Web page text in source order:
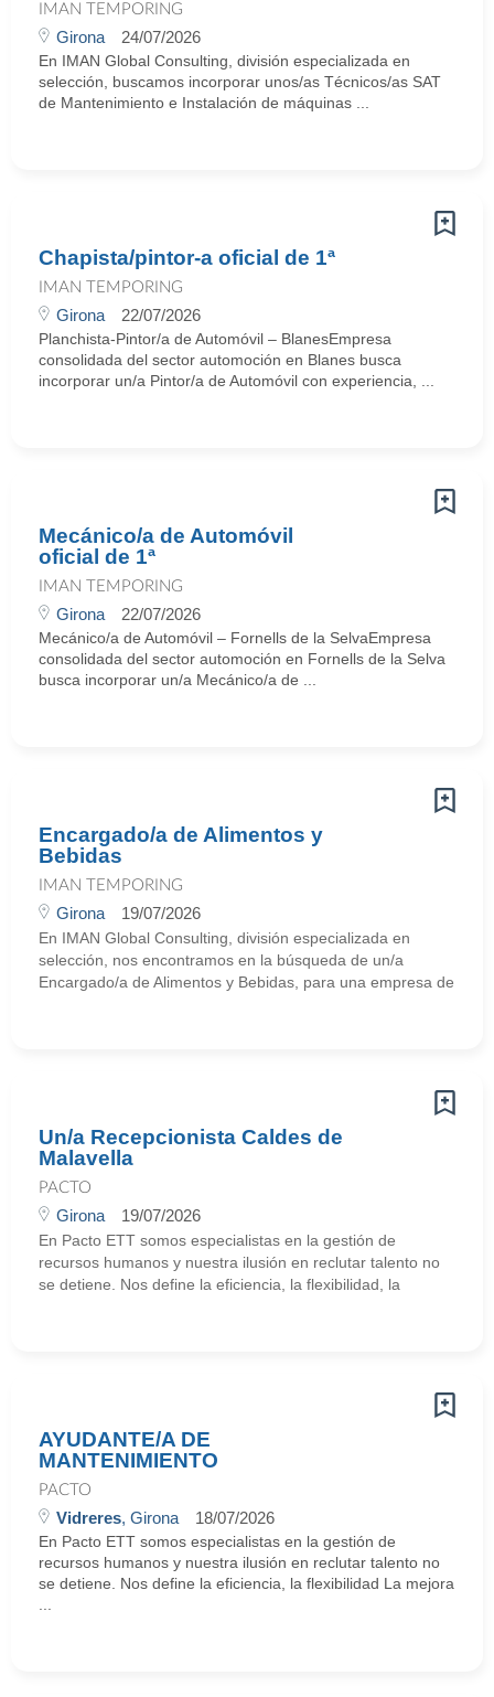
IMAN TEMPORING
Girona 24/07/2026
En IMAN Global Consulting, división especializada en
selección, buscamos incorporar unos/as Técnicos/as SAT
de Mantenimiento e Instalación de máquinas ...
Chapista/pintor-a oficial de 1ª
IMAN TEMPORING
Girona 22/07/2026
Planchista-Pintor/a de Automóvil – BlanesEmpresa
consolidada del sector automoción en Blanes busca
incorporar un/a Pintor/a de Automóvil con experiencia, ...
Mecánico/a de Automóvil
oficial de 1ª
IMAN TEMPORING
Girona 22/07/2026
Mecánico/a de Automóvil – Fornells de la SelvaEmpresa
consolidada del sector automoción en Fornells de la Selva
busca incorporar un/a Mecánico/a de ...
Encargado/a de Alimentos y
Bebidas
IMAN TEMPORING
Girona 19/07/2026
En IMAN Global Consulting, división especializada en
selección, nos encontramos en la búsqueda de un/a
Encargado/a de Alimentos y Bebidas, para una empresa de
Un/a Recepcionista Caldes de
Malavella
PACTO
Girona 19/07/2026
En Pacto ETT somos especialistas en la gestión de
recursos humanos y nuestra ilusión en reclutar talento no
se detiene. Nos define la eficiencia, la flexibilidad, la
AYUDANTE/A DE
MANTENIMIENTO
PACTO
Vidreres, Girona 18/07/2026
En Pacto ETT somos especialistas en la gestión de
recursos humanos y nuestra ilusión en reclutar talento no
se detiene. Nos define la eficiencia, la flexibilidad La mejora